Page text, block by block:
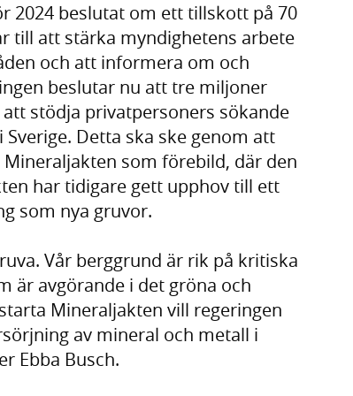
2024 beslutat om ett tillskott på 70
till att stärka myndighetens arbete
och att informera om och
beslutar nu att tre miljoner
stödja privatpersoners sökande
Detta ska ske genom att
som förebild, där den
har tidigare gett upphov till ett
som nya gruvor.
Vår berggrund är rik på kritiska
är avgörande i det gröna och
Mineraljakten vill regeringen
av mineral och metall i
Ebba Busch.